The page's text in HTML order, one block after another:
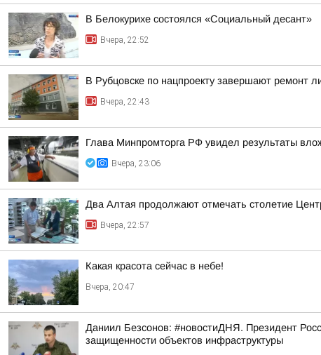
В Белокурихе состоялся «Социальный десант»
Вчера, 22:52
В Рубцовске по нацпроекту завершают ремонт
Вчера, 22:43
Глава Минпромторга РФ увидел результаты
Вчера, 23:06
Два Алтая продолжают отмечать столетие
Вчера, 22:57
Какая красота сейчас в небе!
Вчера, 20:47
Даниил Безсонов: #новостиДНЯ. Президент
защищенности объектов инфраструктуры